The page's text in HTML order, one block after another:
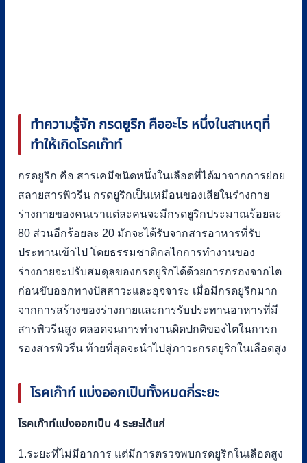
ทำความรู้จัก กรดยูริก คืออะไร หนึ่งในสาเหตุที่
ทำให้เกิดโรคเก๊าท์
กรดยูริก คือ สารเคมีชนิดหนึ่งในเลือดที่ได้มาจากการย่อย
สลายสารพิวรีน กรดยูริกเป็นเหมือนของเสียในร่างกาย
ร่างกายของคนเราแต่ละคนจะมีกรดยูริกประมาณร้อยละ
80 ส่วนอีกร้อยละ 20 มักจะได้รับจากสารอาหารที่รับ
ประทานเข้าไป โดยธรรมชาติกลไกการทำงานของ
ร่างกายจะปรับสมดุลของกรดยูริกได้ด้วยการกรองจากไต
ก่อนขับออกทางปัสสาวะและอุจจาระ เมื่อมีกรดยูริกมาก
จากการสร้างของร่างกายและการรับประทานอาหารที่มี
สารพิวรีนสูง ตลอดจนการทำงานผิดปกติของไตในการก
รองสารพิวรีน ท้ายที่สุดจะนำไปสู่ภาวะกรดยูริกในเลือดสูง
โรคเก๊าท์ แบ่งออกเป็นทั้งหมดกี่ระยะ
โรคเก๊าท์แบ่งออกเป็น 4 ระยะได้แก่
1.ระยะที่ไม่มีอาการ แต่มีการตรวจพบกรดยูริกในเลือดสูง